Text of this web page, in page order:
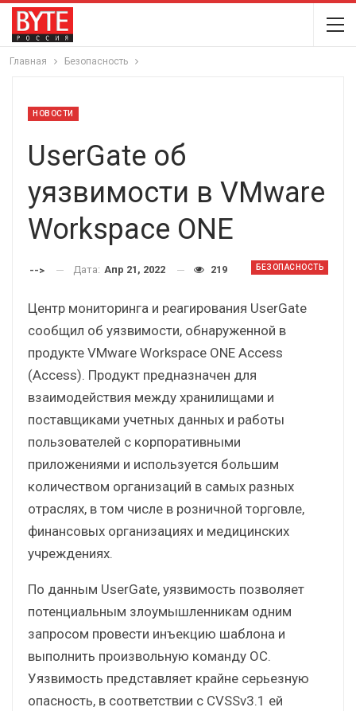
Главная Безопасность
НОВОСТИ
UserGate об
уязвимости в VMware
Workspace ONE
БЕЗОПАСНОСТЬ
--> Дата: Апр 21, 2022 219
Центр мониторинга и реагирования UserGate
сообщил об уязвимости, обнаруженной в
продукте VMware Workspace ONE Access
(Access). Продукт предназначен для
взаимодействия между хранилищами и
поставщиками учетных данных и работы
пользователей с корпоративными
приложениями и используется большим
количеством организаций в самых разных
отраслях, в том числе в розничной торговле,
финансовых организациях и медицинских
учреждениях.
По данным UserGate, уязвимость позволяет
потенциальным злоумышленникам одним
запросом провести инъекцию шаблона и
выполнить произвольную команду ОС.
Уязвимость представляет крайне серьезную
опасность, в соответствии с CVSSv3.1 ей